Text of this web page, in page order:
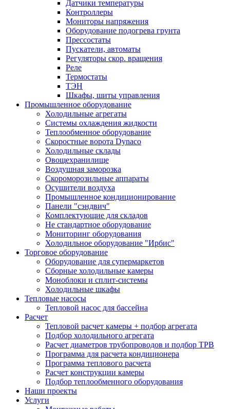
Датчики температуры
Контроллеры
Мониторы напряжения
Оборудование подогрева грунта
Прессостаты
Пускатели, автоматы
Регуляторы скор. вращения
Реле
Термостаты
ТЭН
Шкафы, шиты управления
Промышленное оборудование
Холодильные агрегаты
Системы охлаждения жидкости
Теплообменное оборудование
Скоростные ворота Dynaco
Холодильные склады
Овощехранилище
Воздушная заморозка
Скороморозильные аппараты
Осушители воздуха
Промышленное кондиционирование
Панели "сэндвич"
Комплектующие для складов
Не стандартное оборудование
Мониторинг оборудования
Холодильное оборудование "Ирбис"
Торговое оборудование
Оборудование для супермаркетов
Сборные холодильные камеры
Моноблоки и сплит-системы
Холодильные шкафы
Тепловые насосы
Тепловой насос для бассейна
Расчет
Тепловой расчет камеры + подбор агрегата
Подбор холодильного агрегата
Расчет диаметров трубопроводов и подбор ТРВ
Программа для расчета кондиционера
Программа теплового расчета
Расчет конструкции камеры
Подбор теплообменного оборудования
Наши проекты
Услуги